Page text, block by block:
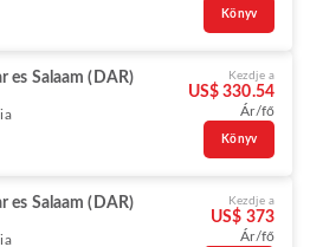
Könyv
es Salaam (DAR) Kezdje a
US$ 330.54
Ár/fő
Könyv
es Salaam (DAR) Kezdje a
US$ 373
Ár/fő